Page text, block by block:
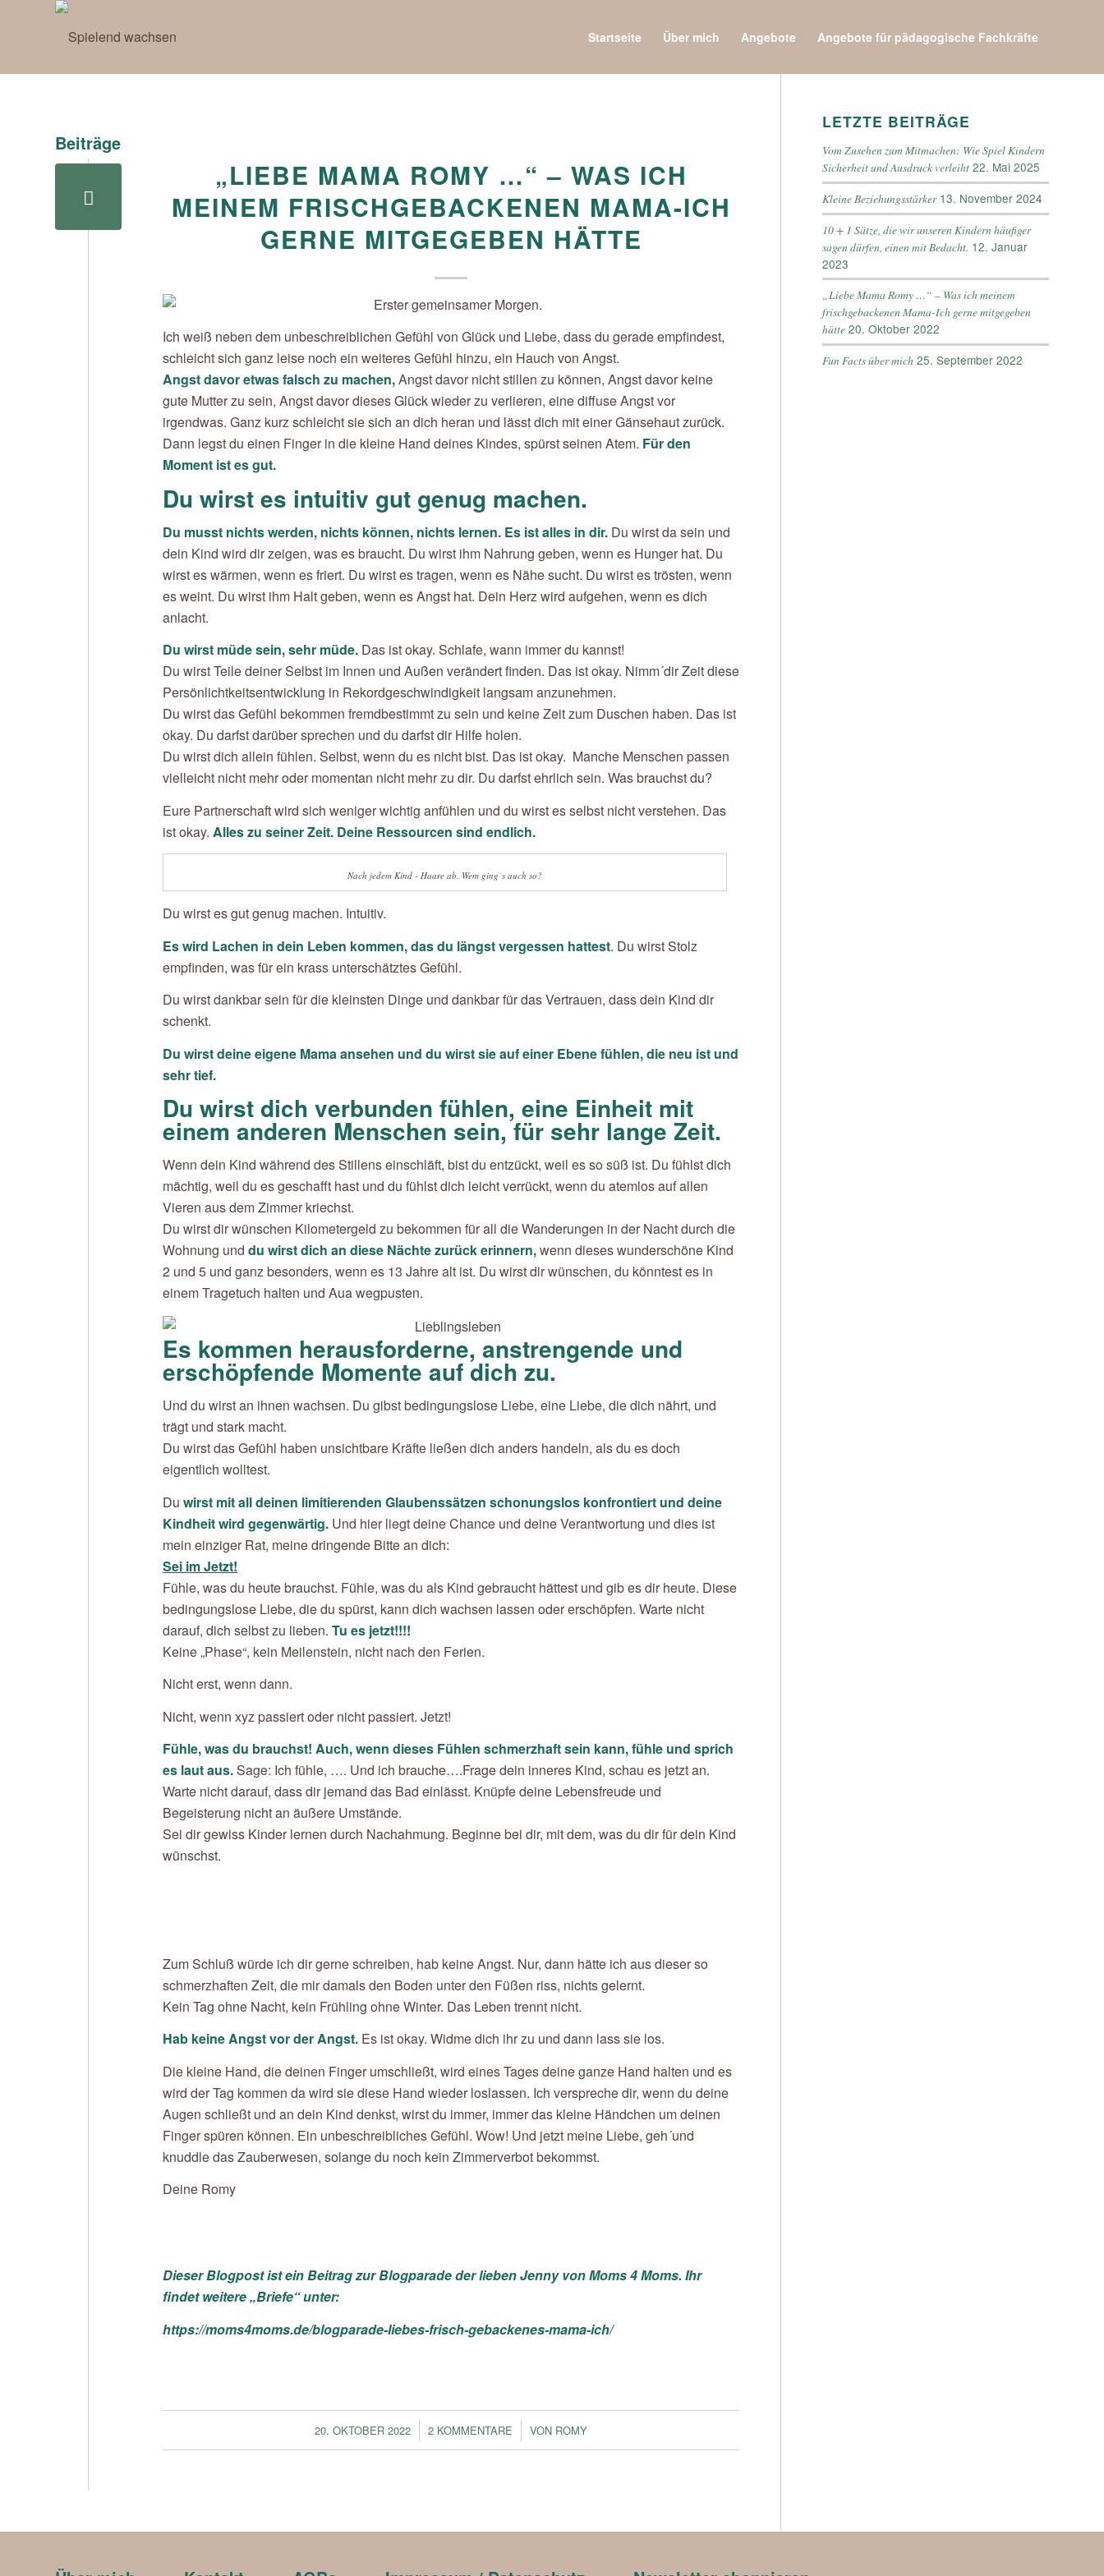
Startseite Über mich Angebote Angebote für pädagogische Fachkräfte
Beiträge
„LIEBE MAMA ROMY …“ – WAS ICH
MEINEM FRISCHGEBACKENEN MAMA-ICH
GERNE MITGEGEBEN HÄTTE
Ich weiß neben dem unbeschreiblichen Gefühl von Glück und Liebe, dass du gerade empfindest,
schleicht sich ganz leise noch ein weiteres Gefühl hinzu, ein Hauch von Angst.
Angst davor etwas falsch zu machen,Angst davor nicht stillen zu können, Angst davor keine
gute Mutter zu sein, Angst davor dieses Glück wieder zu verlieren, eine diffuse Angst vor
irgendwas. Ganz kurz schleicht sie sich an dich heran und lässt dich mit einer Gänsehaut zurück.
Dann legst du einen Finger in die kleine Hand deines Kindes, spürst seinen Atem. Für den
Moment ist es gut.
Du wirst es intuitiv gut genug machen.
Du musst nichts werden, nichts können, nichts lernen. Es ist alles in dir. Du wirst da sein und
dein Kind wird dir zeigen, was es braucht. Du wirst ihm Nahrung geben, wenn es Hunger hat. Du
wirst es wärmen, wenn es friert. Du wirst es tragen, wenn es Nähe sucht. Du wirst es trösten, wenn
es weint. Du wirst ihm Halt geben, wenn es Angst hat. Dein Herz wird aufgehen, wenn es dich
anlacht.
Du wirst müde sein, sehr müde. Das ist okay. Schlafe, wann immer du kannst!
Du wirst Teile deiner Selbst im Innen und Außen verändert finden. Das ist okay. Nimm´dir Zeit diese
Persönlichtkeitsentwicklung in Rekordgeschwindigkeit langsam anzunehmen.
Du wirst das Gefühl bekommen fremdbestimmt zu sein und keine Zeit zum Duschen haben. Das ist
okay. Du darfst darüber sprechen und du darfst dir Hilfe holen.
Du wirst dich allein fühlen. Selbst, wenn du es nicht bist. Das ist okay. Manche Menschen passen
vielleicht nicht mehr oder momentan nicht mehr zu dir. Du darfst ehrlich sein. Was brauchst du?
Eure Partnerschaft wird sich weniger wichtig anfühlen und du wirst es selbst nicht verstehen. Das
ist okay. Alles zu seiner Zeit. Deine Ressourcen sind endlich.
Nach jedem Kind - Haare ab. Wem ging´s auch so?
Du wirst es gut genug machen. Intuitiv.
Es wird Lachen in dein Leben kommen, das du längst vergessen hattest. Du wirst Stolz
empfinden, was für ein krass unterschätztes Gefühl.
Du wirst dankbar sein für die kleinsten Dinge und dankbar für das Vertrauen, dass dein Kind dir
schenkt.
Du wirst deine eigene Mama ansehen und du wirst sie auf einer Ebene fühlen, die neu ist und
sehr tief.
Du wirst dich verbunden fühlen, eine Einheit mit
einem anderen Menschen sein, für sehr lange Zeit.
Wenn dein Kind während des Stillens einschläft, bist du entzückt, weil es so süß ist. Du fühlst dich
mächtig, weil du es geschafft hast und du fühlst dich leicht verrückt, wenn du atemlos auf allen
Vieren aus dem Zimmer kriechst.
Du wirst dir wünschen Kilometergeld zu bekommen für all die Wanderungen in der Nacht durch die
Wohnung und du wirst dich an diese Nächte zurück erinnern,wenn dieses wunderschöne Kind
2 und 5 und ganz besonders, wenn es 13 Jahre alt ist. Du wirst dir wünschen, du könntest es in
einem Tragetuch halten und Aua wegpusten.
Es kommen herausforderne, anstrengende und
erschöpfende Momente auf dich zu.
Und du wirst an ihnen wachsen. Du gibst bedingungslose Liebe, eine Liebe, die dich nährt, und
trägt und stark macht.
Du wirst das Gefühl haben unsichtbare Kräfte ließen dich anders handeln, als du es doch
eigentlich wolltest.
Du wirst mit all deinen limitierenden Glaubenssätzen schonungslos konfrontiert und deine
Kindheit wird gegenwärtig. Und hier liegt deine Chance und deine Verantwortung und dies ist
mein einziger Rat, meine dringende Bitte an dich:
Sei im Jetzt!
Fühle, was du heute brauchst. Fühle, was du als Kind gebraucht hättest und gib es dir heute. Diese
bedingungslose Liebe, die du spürst, kann dich wachsen lassen oder erschöpfen. Warte nicht
darauf, dich selbst zu lieben. Tu es jetzt!!!!
Keine „Phase“, kein Meilenstein, nicht nach den Ferien.
Nicht erst, wenn dann.
Nicht, wenn xyz passiert oder nicht passiert. Jetzt!
Fühle, was du brauchst! Auch, wenn dieses Fühlen schmerzhaft sein kann, fühle und sprich
es laut aus.Sage: Ich fühle, …. Und ich brauche….Frage dein inneres Kind, schau es jetzt an.
Warte nicht darauf, dass dir jemand das Bad einlässt. Knüpfe deine Lebensfreude und
Begeisterung nicht an äußere Umstände.
Sei dir gewiss Kinder lernen durch Nachahmung. Beginne bei dir, mit dem, was du dir für dein Kind
wünschst.
Zum Schluß würde ich dir gerne schreiben, hab keine Angst. Nur, dann hätte ich aus dieser so
schmerzhaften Zeit, die mir damals den Boden unter den Füßen riss, nichts gelernt.
Kein Tag ohne Nacht, kein Frühling ohne Winter. Das Leben trennt nicht.
Hab keine Angst vor der Angst. Es ist okay. Widme dich ihr zu und dann lass sie los.
Die kleine Hand, die deinen Finger umschließt, wird eines Tages deine ganze Hand halten und es
wird der Tag kommen da wird sie diese Hand wieder loslassen. Ich verspreche dir, wenn du deine
Augen schließt und an dein Kind denkst, wirst du immer, immer das kleine Händchen um deinen
Finger spüren können. Ein unbeschreibliches Gefühl. Wow! Und jetzt meine Liebe, geh´und
knuddle das Zauberwesen, solange du noch kein Zimmerverbot bekommst.
Deine Romy
Dieser Blogpost ist ein Beitrag zur Blogparade der lieben Jenny von Moms 4 Moms. Ihr
findet weitere „Briefe“ unter:
https://moms4moms.de/blogparade-liebes-frisch-gebackenes-mama-ich/
20. OKTOBER 2022
/ 2 KOMMENTARE
/ VON ROMY
LETZTE BEITRÄGE
Vom Zusehen zum Mitmachen: Wie Spiel Kindern
Sicherheit und Ausdruck verleiht 22. Mai 2025
Kleine Beziehungsstärker 13. November 2024
10 + 1 Sätze, die wir unseren Kindern häufiger
sagen dürfen, einen mit Bedacht. 12. Januar
2023
„Liebe Mama Romy …“ – Was ich meinem
frischgebackenen Mama-Ich gerne mitgegeben
hätte 20. Oktober 2022
Fun Facts über mich 25. September 2022